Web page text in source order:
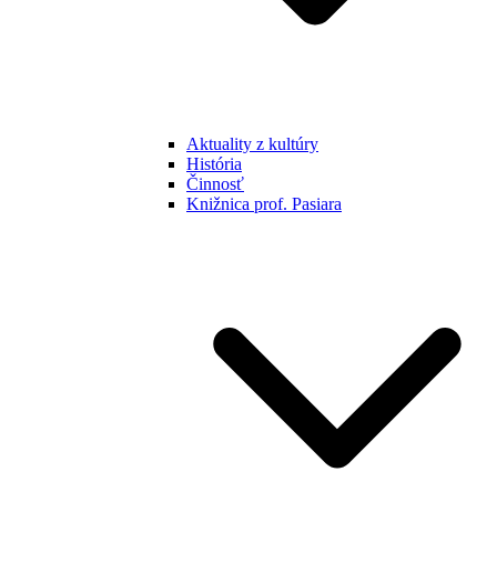
Aktuality z kultúry
História
Činnosť
Knižnica prof. Pasiara